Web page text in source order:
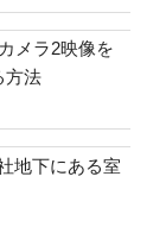
メラ2映像を
方法
地下にある室